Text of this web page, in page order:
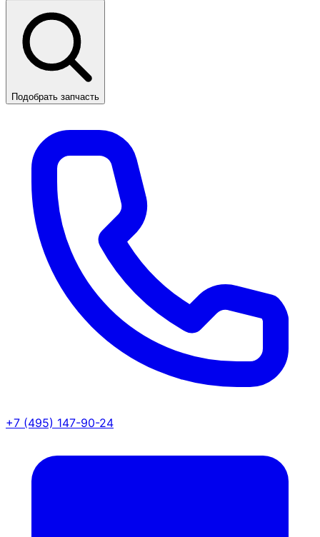
Подобрать запчасть
+7 (495) 147-90-24